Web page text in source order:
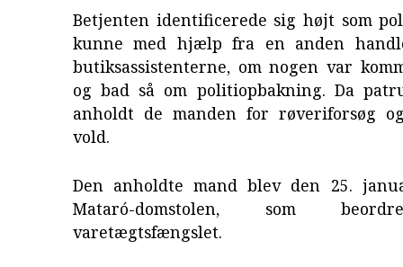
Betjenten identificerede sig højt som
kunne med hjælp fra en anden
butiksassistenterne, om nogen var
og bad så om politiopbakning. Da
anholdt de manden for røveriforsøg
vold.
Den anholdte mand blev den 25.
Mataró-domstolen, som
varetægtsfængslet.